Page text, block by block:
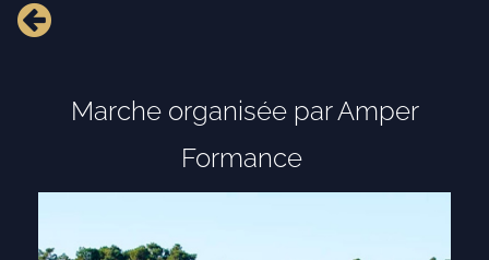
Marche organisée par Amper
Formance